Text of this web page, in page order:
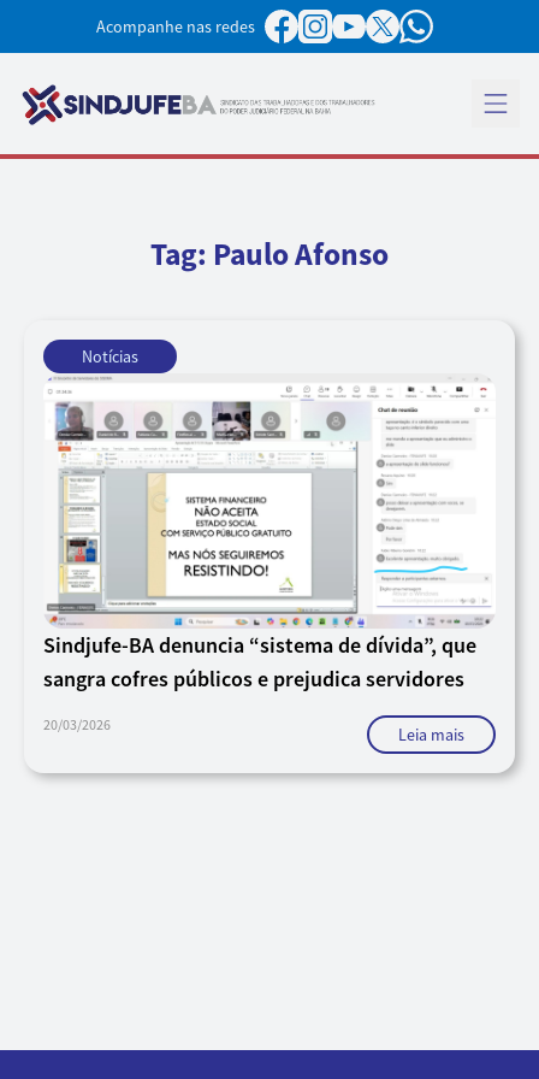
Acompanhe nas redes
Abrir
Tag: Paulo Afonso
Notícias
Sindjufe-BA denuncia “sistema de dívida”, que
sangra cofres públicos e prejudica servidores
20/03/2026 Leia mais